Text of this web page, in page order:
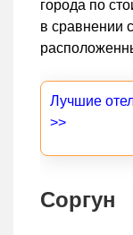
города по
в сравнении
Лучшие
>>
Соргун